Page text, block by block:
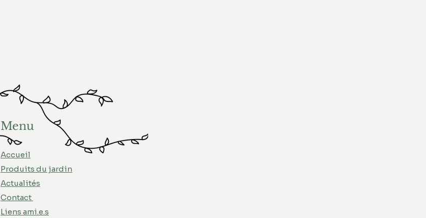
Menu
Accueil
Produits du jardin
Actualités
Contact
Liens ami.e.s